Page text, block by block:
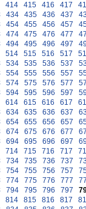
414 415 416 417
434 435 436 437
454 455 456 457
474 475 476 477
494 495 496 497
514 515 516 517
534 535 536 537
554 555 556 557
574 575 576 577
594 595 596 597
614 615 616 617
634 635 636 637
654 655 656 657
674 675 676 677
694 695 696 697
714 715 716 717
734 735 736 737
754 755 756 757
774 775 776 777
794 795 796 797
814 815 816 817